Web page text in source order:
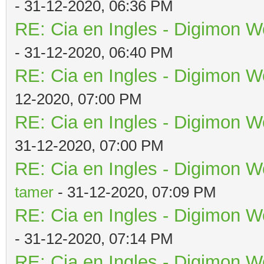
- 31-12-2020, 06:36 PM
RE: Cia en Ingles - Digimon
- 31-12-2020, 06:40 PM
RE: Cia en Ingles - Digimon
12-2020, 07:00 PM
RE: Cia en Ingles - Digimon
31-12-2020, 07:00 PM
RE: Cia en Ingles - Digimon
tamer - 31-12-2020, 07:09 PM
RE: Cia en Ingles - Digimon
- 31-12-2020, 07:14 PM